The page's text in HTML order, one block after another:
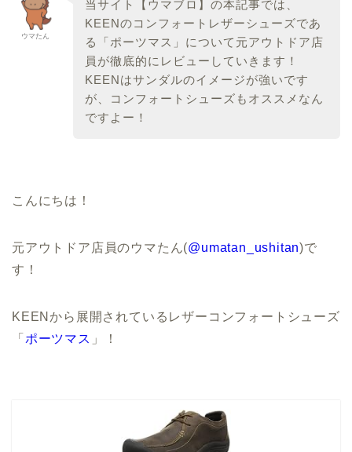
ウマたん
当サイト【ウマブロ】の本記事では、
KEENのコンフォートレザーシューズであ
る「ポーツマス」について元アウトドア店
員が徹底的にレビューしていきます！
KEENはサンダルのイメージが強いです
が、コンフォートシューズもオススメなん
ですよー！
こんにちは！
元アウトドア店員のウマたん(@umatan_ushitan)で
す！
KEENから展開されているレザーコンフォートシューズ
「 ポーツマス 」！